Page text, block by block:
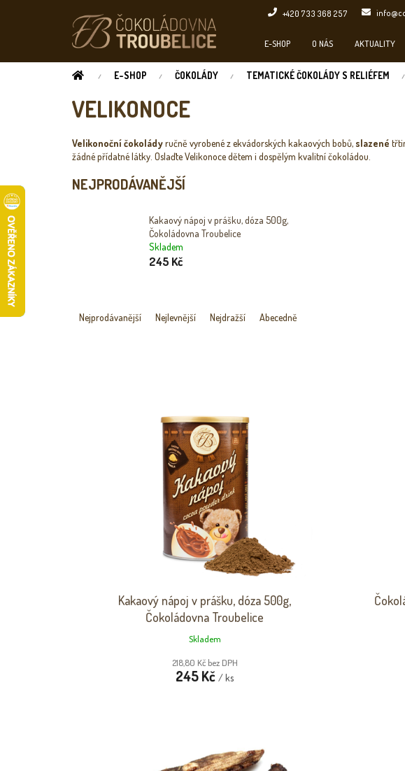
+420 733 368 257
E-SHOP O NÁS AKTUALITY
DOMŮ E-SHOP ČOKOLÁDY TEMATICKÉ ČOKOLÁDY S RELIÉFEM
VELIKONOCE
Velikonoční čokoládyručně vyrobené z ekvádorských kakaových bobů,slazené
žádné přídatné látky. Oslaďte Velikonoce dětem i dospělým kvalitní čokoládou.
NEJPRODÁVANĚJŠÍ
Kakaový nápoj v prášku, dóza 500g,
Čokoládovna Troubelice
Skladem
245 Kč
Nejprodávanější Nejlevnější Nejdražší Abecedně
Kakaový nápoj v prášku, dóza 500g,
Čokoládovna Troubelice
Skladem
218,80 Kč bez DPH
245 Kč/ ks